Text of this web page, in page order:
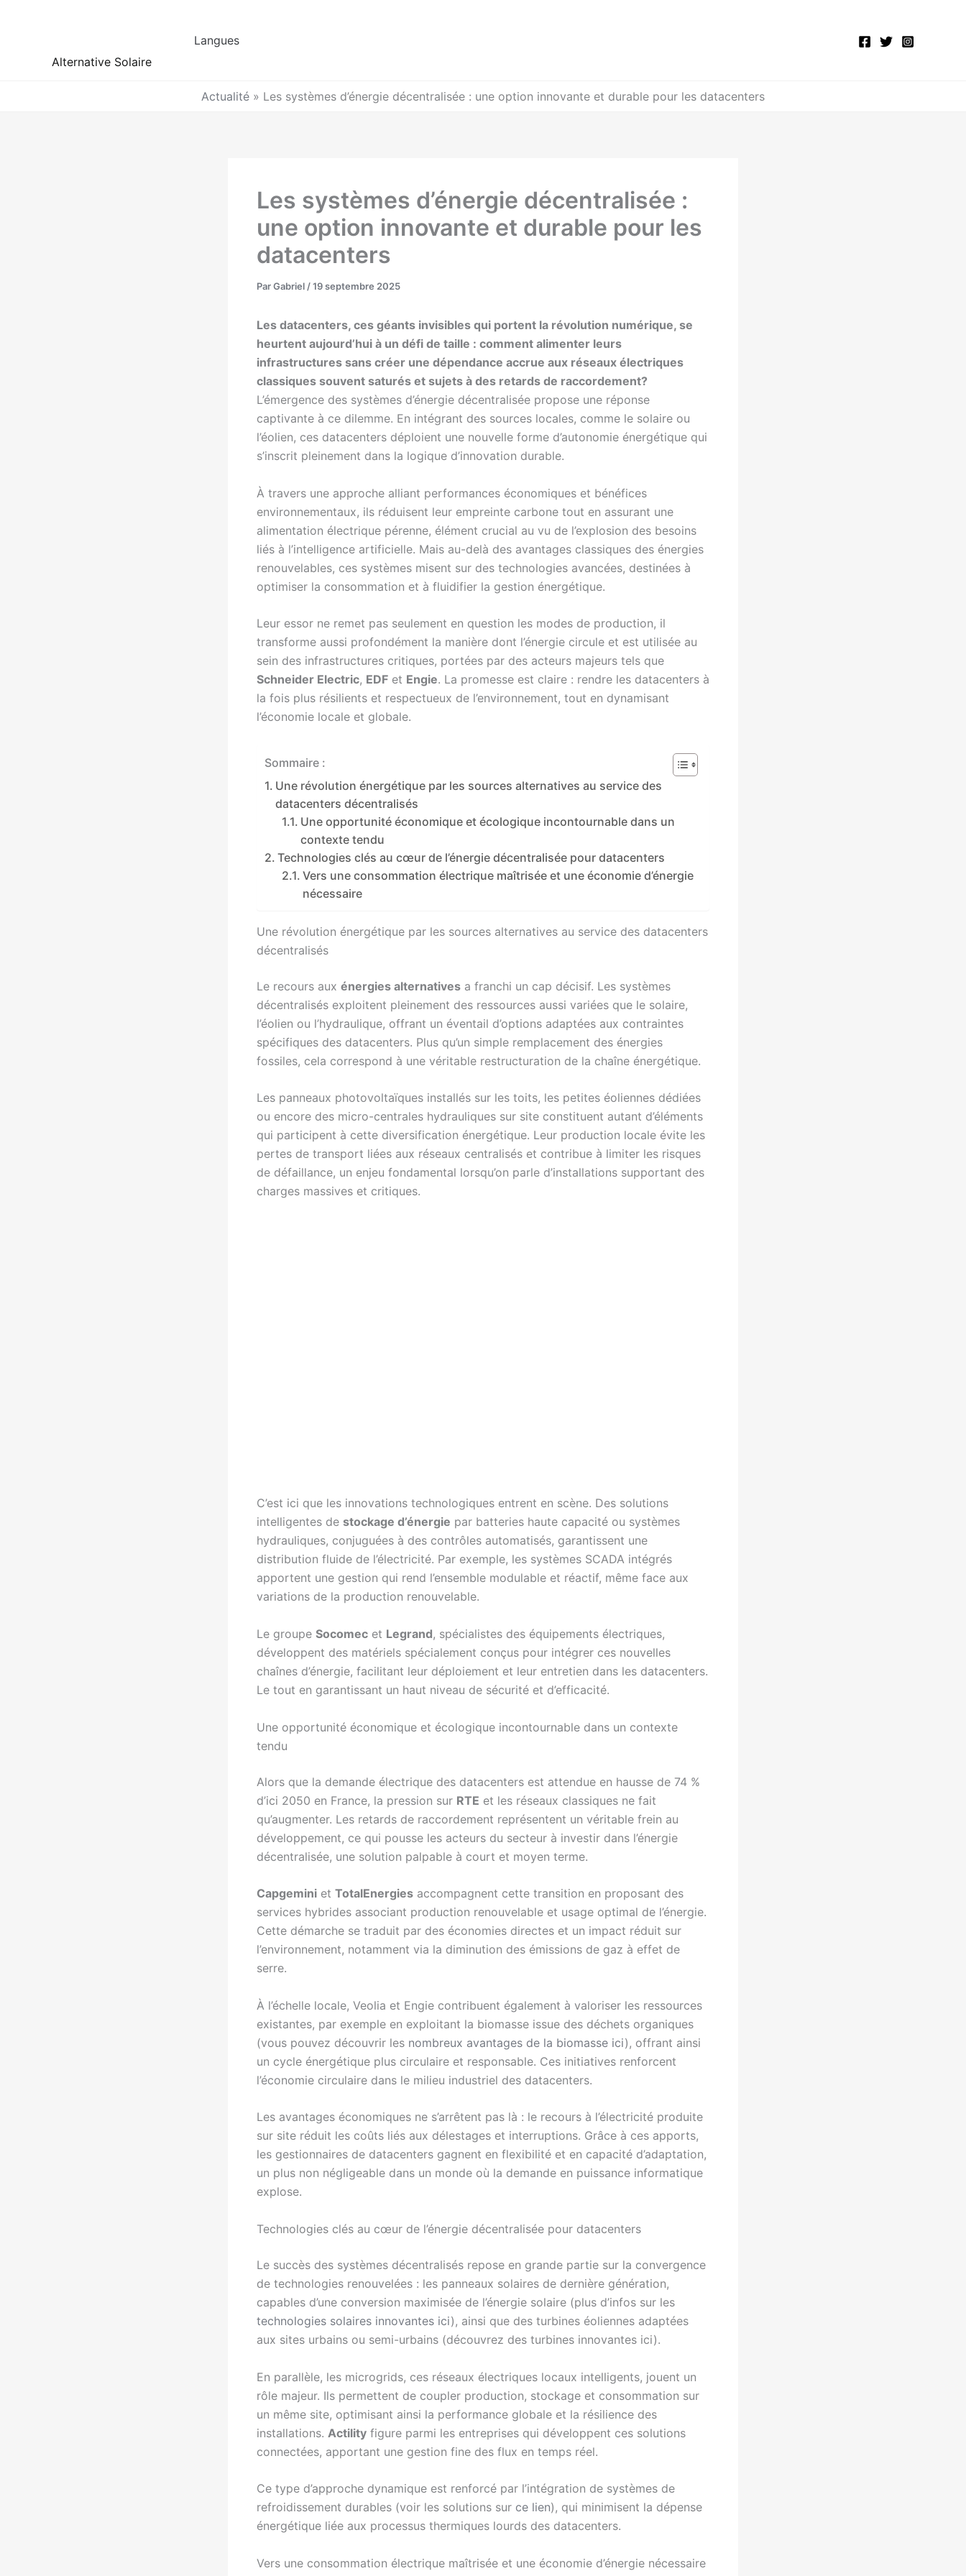
Alternative Solaire
Langues
Actualité » Les systèmes d’énergie décentralisée : une option innovante et durable pour les datacenters
Les systèmes d’énergie décentralisée :
une option innovante et durable pour les
datacenters
ParGabriel /19 septembre 2025
Les datacenters, ces géants invisibles qui portent la révolution numérique, se
heurtent aujourd’hui à un défi de taille : comment alimenter leurs
infrastructures sans créer une dépendance accrue aux réseaux électriques
classiques souvent saturés et sujets à des retards de raccordement?
L’émergence des systèmes d’énergie décentralisée propose une réponse
captivante à ce dilemme. En intégrant des sources locales, comme le solaire ou
l’éolien, ces datacenters déploient une nouvelle forme d’autonomie énergétique qui
s’inscrit pleinement dans la logique d’innovation durable.
À travers une approche alliant performances économiques et bénéfices
environnementaux, ils réduisent leur empreinte carbone tout en assurant une
alimentation électrique pérenne, élément crucial au vu de l’explosion des besoins
liés à l’intelligence artificielle. Mais au-delà des avantages classiques des énergies
renouvelables, ces systèmes misent sur des technologies avancées, destinées à
optimiser la consommation et à fluidifier la gestion énergétique.
Leur essor ne remet pas seulement en question les modes de production, il
transforme aussi profondément la manière dont l’énergie circule et est utilisée au
sein des infrastructures critiques, portées par des acteurs majeurs tels que
Schneider Electric, EDF et Engie. La promesse est claire : rendre les datacenters à
la fois plus résilients et respectueux de l’environnement, tout en dynamisant
l’économie locale et globale.
Sommaire :
Une révolution énergétique par les sources alternatives au service des
datacenters décentralisés
Une opportunité économique et écologique incontournable dans un
contexte tendu
Technologies clés au cœur de l’énergie décentralisée pour datacenters
Vers une consommation électrique maîtrisée et une économie d’énergie
nécessaire
Une révolution énergétique par les sources alternatives au service des datacenters
décentralisés
Le recours aux énergies alternatives a franchi un cap décisif. Les systèmes
décentralisés exploitent pleinement des ressources aussi variées que le solaire,
l’éolien ou l’hydraulique, offrant un éventail d’options adaptées aux contraintes
spécifiques des datacenters. Plus qu’un simple remplacement des énergies
fossiles, cela correspond à une véritable restructuration de la chaîne énergétique.
Les panneaux photovoltaïques installés sur les toits, les petites éoliennes dédiées
ou encore des micro-centrales hydrauliques sur site constituent autant d’éléments
qui participent à cette diversification énergétique. Leur production locale évite les
pertes de transport liées aux réseaux centralisés et contribue à limiter les risques
de défaillance, un enjeu fondamental lorsqu’on parle d’installations supportant des
charges massives et critiques.
C’est ici que les innovations technologiques entrent en scène. Des solutions
intelligentes de stockage d’énergie par batteries haute capacité ou systèmes
hydrauliques, conjuguées à des contrôles automatisés, garantissent une
distribution fluide de l’électricité. Par exemple, les systèmes SCADA intégrés
apportent une gestion qui rend l’ensemble modulable et réactif, même face aux
variations de la production renouvelable.
Le groupe Socomec et Legrand, spécialistes des équipements électriques,
développent des matériels spécialement conçus pour intégrer ces nouvelles
chaînes d’énergie, facilitant leur déploiement et leur entretien dans les datacenters.
Le tout en garantissant un haut niveau de sécurité et d’efficacité.
Une opportunité économique et écologique incontournable dans un contexte
tendu
Alors que la demande électrique des datacenters est attendue en hausse de 74 %
d’ici 2050 en France, la pression sur RTE et les réseaux classiques ne fait
qu’augmenter. Les retards de raccordement représentent un véritable frein au
développement, ce qui pousse les acteurs du secteur à investir dans l’énergie
décentralisée, une solution palpable à court et moyen terme.
Capgemini et TotalEnergies accompagnent cette transition en proposant des
services hybrides associant production renouvelable et usage optimal de l’énergie.
Cette démarche se traduit par des économies directes et un impact réduit sur
l’environnement, notamment via la diminution des émissions de gaz à effet de
serre.
À l’échelle locale, Veolia et Engie contribuent également à valoriser les ressources
existantes, par exemple en exploitant la biomasse issue des déchets organiques
(vous pouvez découvrir les nombreux avantages de la biomasse ici), offrant ainsi
un cycle énergétique plus circulaire et responsable. Ces initiatives renforcent
l’économie circulaire dans le milieu industriel des datacenters.
Les avantages économiques ne s’arrêtent pas là : le recours à l’électricité produite
sur site réduit les coûts liés aux délestages et interruptions. Grâce à ces apports,
les gestionnaires de datacenters gagnent en flexibilité et en capacité d’adaptation,
un plus non négligeable dans un monde où la demande en puissance informatique
explose.
Technologies clés au cœur de l’énergie décentralisée pour datacenters
Le succès des systèmes décentralisés repose en grande partie sur la convergence
de technologies renouvelées : les panneaux solaires de dernière génération,
capables d’une conversion maximisée de l’énergie solaire (plus d’infos sur les
technologies solaires innovantes ici), ainsi que des turbines éoliennes adaptées
aux sites urbains ou semi-urbains (découvrez des turbines innovantes ici).
En parallèle, les microgrids, ces réseaux électriques locaux intelligents, jouent un
rôle majeur. Ils permettent de coupler production, stockage et consommation sur
un même site, optimisant ainsi la performance globale et la résilience des
installations. Actility figure parmi les entreprises qui développent ces solutions
connectées, apportant une gestion fine des flux en temps réel.
Ce type d’approche dynamique est renforcé par l’intégration de systèmes de
refroidissement durables (voir les solutions sur ce lien), qui minimisent la dépense
énergétique liée aux processus thermiques lourds des datacenters.
Vers une consommation électrique maîtrisée et une économie d’énergie nécessaire